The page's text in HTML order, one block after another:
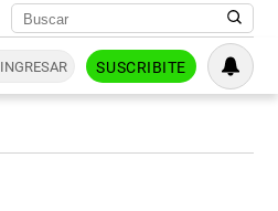
INGRESAR SUSCRIBITE